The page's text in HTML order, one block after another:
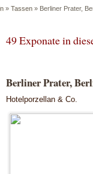
» Tassen » Berliner Prater,
49 Exponate in
Berliner Prater,
Hotelporzellan & Co.